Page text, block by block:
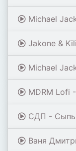
Michael
Jakone &
Michael
MDRM Lofi
СДП - Сыпь,
Ваня